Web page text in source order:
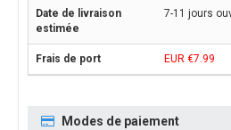
7-11 jours
EUR €7.99
Modes de paiement